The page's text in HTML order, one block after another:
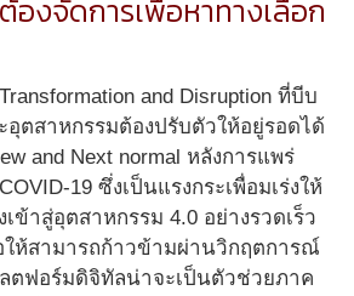
งจัดการเพื่อหาทางเลือก
and Disruption ที่บีบ
ตสาหกรรมต้องปรับตัวให้อยู่รอดได้
and Next normal หลังการแพร่
19 ซึ่งเป็นแรงกระเพื่อมเร่งให้
ข้าสู่อุตสาหกรรม 4.0 อย่างรวดเร็ว
ห้สามารถก้าวข้ามผ่านวิกฤตการณ์
ตฟอร์มดิจิทัลน่าจะเป็นตัวช่วยภาค